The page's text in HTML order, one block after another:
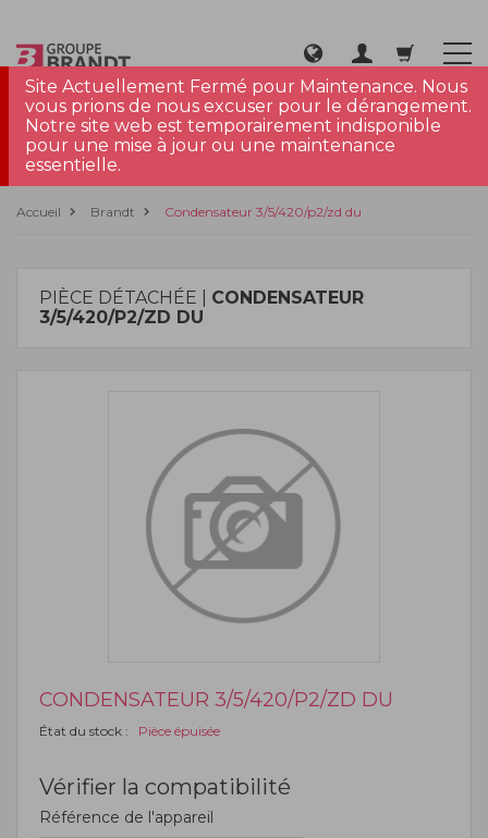
Site Actuellement Fermé pour Maintenance. Nous
vous prions de nous excuser pour le dérangement.
Notre site web est temporairement indisponible
pour une mise à jour ou une maintenance
essentielle.
Accueil Brandt Condensateur 3/5/420/p2/zd du
PIÈCE DÉTACHÉE | CONDENSATEUR
3/5/420/P2/ZD DU
CONDENSATEUR 3/5/420/P2/ZD DU
État du stock : Pièce épuisée
Vérifier la compatibilité
Référence de l'appareil